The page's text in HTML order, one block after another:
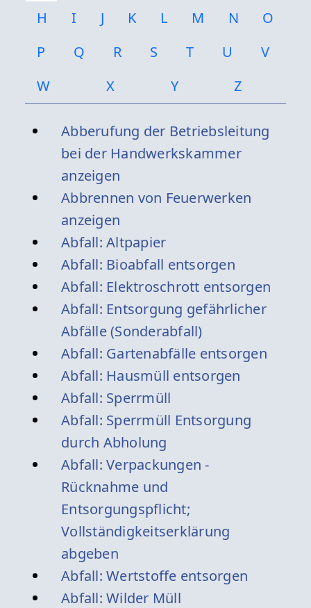
H
I J K L M N
O
P
Q R S T U
V
W
X Y Z
Abberufung der Betriebsleitung
bei der Handwerkskammer
anzeigen
Abbrennen von Feuerwerken
anzeigen
Abfall: Altpapier
Abfall: Bioabfall entsorgen
Abfall: Elektroschrott entsorgen
Abfall: Entsorgung gefährlicher
Abfälle (Sonderabfall)
Abfall: Gartenabfälle entsorgen
Abfall: Hausmüll entsorgen
Abfall: Sperrmüll
Abfall: Sperrmüll Entsorgung
durch Abholung
Abfall: Verpackungen -
Rücknahme und
Entsorgungspflicht;
Vollständigkeitserklärung
abgeben
Abfall: Wertstoffe entsorgen
Abfall: Wilder Müll